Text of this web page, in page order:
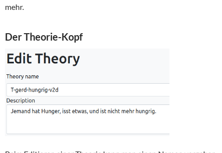
mehr.
Der Theorie-Kopf